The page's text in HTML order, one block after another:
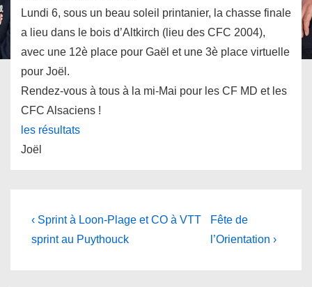
Lundi 6, sous un beau soleil printanier, la chasse finale
a lieu dans le bois d’Altkirch (lieu des CFC 2004),
avec une 12è place pour Gaël et une 3è place virtuelle
pour Joël.
Rendez-vous à tous à la mi-Mai pour les CF MD et les
CFC Alsaciens !
les résultats
Joël
Navigation
de
Previous
Post
‹ Sprint à Loon-Plage et CO à VTT
sprint au Puythouck
Next
Post
Fête de
l’Orientation ›